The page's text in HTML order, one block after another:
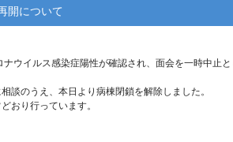
開について
ウイルス感染症陽性が確認され、面会を一時中止
談のうえ、本日より病棟閉鎖を解除しました。
おり行っています。